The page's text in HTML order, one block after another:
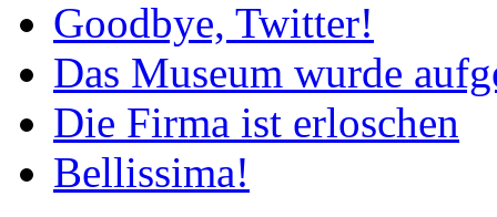
Goodbye, Twitter!
Das Museum wurde
Die Firma ist erloschen
Bellissima!